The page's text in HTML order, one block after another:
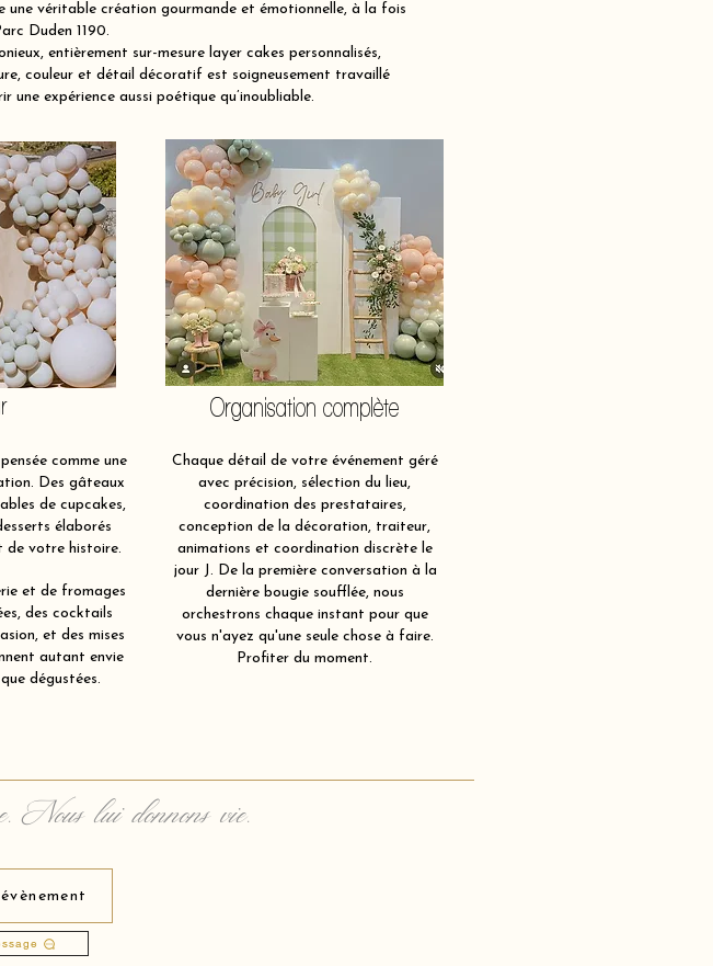
une véritable création gourmande et émotionnelle, à la fois
Duden 1190.
entièrement sur-mesure layer cakes personnalisés,
couleur et détail décoratif est soigneusement travaillé
expérience aussi poétique qu’inoubliable.
comme une
Des gâteaux
de cupcakes,
élaborés
de votre histoire.
et de fromages
des cocktails
et des mises
autant envie
dégustées.
Organisation complète
Chaque détail de votre événement géré
avec précision, sélection du lieu,
coordination des prestataires,
conception de la décoration, traiteur,
animations et coordination discrète le
jour J. De la première conversation à la
dernière bougie soufflée, nous
orchestrons chaque instant pour que
vous n'ayez qu'une seule chose à faire.
Profiter du moment.
Nous lui donnons vie.